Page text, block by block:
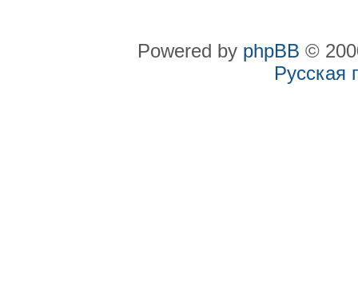
Powered by phpBB ©
Русская